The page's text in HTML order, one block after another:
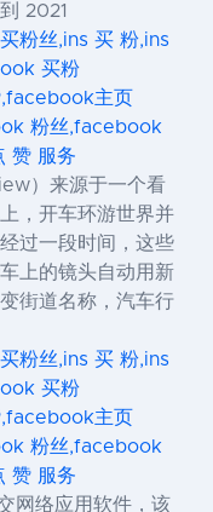
2021
粉丝,ins 买 粉,ins
买粉
主页
粉丝,facebook
赞 服务
）来源于一个看
，开车环游世界并
过一段时间，这些
上的镜头自动用新
街道名称，汽车行
粉丝,ins 买 粉,ins
买粉
主页
粉丝,facebook
赞 服务
网络应用软件，该